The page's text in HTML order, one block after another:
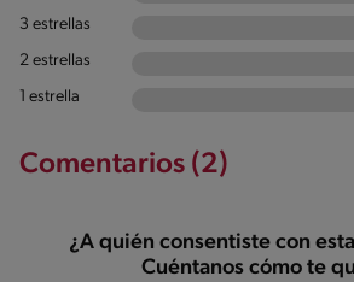
3 estrellas
2 estrellas
1 estrella
Comentarios (2)
¿A quién consentiste con
Cuéntanos cómo te